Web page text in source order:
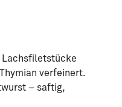
Lachsfiletstücke
verfeinert.
– saftig,